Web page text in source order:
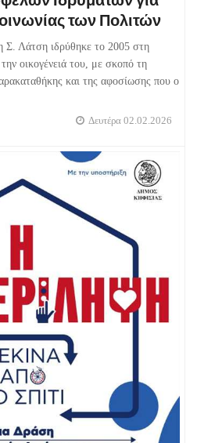
των Πολιτών
Σ. Λάτση ιδρύθηκε το 2005 στη
οικογένειά του, με σκοπό τη
και της αφοσίωσης που ο
Δευτέρα 02.02.2026